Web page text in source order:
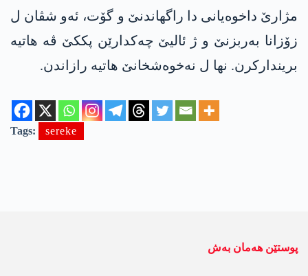
مژارێ داخوەیانی دا راگھاندنێ و گۆت، ئەو شڤان ل
زۆزانا بەربزنێ و ژ ئالیێ چەکدارێن پککێ ڤە ھاتیە
بریندارکرن. نھا ل نەخوەشخانێ ھاتیە رازاندن.
Tags: sereke
پوستێن ھەمان بەش